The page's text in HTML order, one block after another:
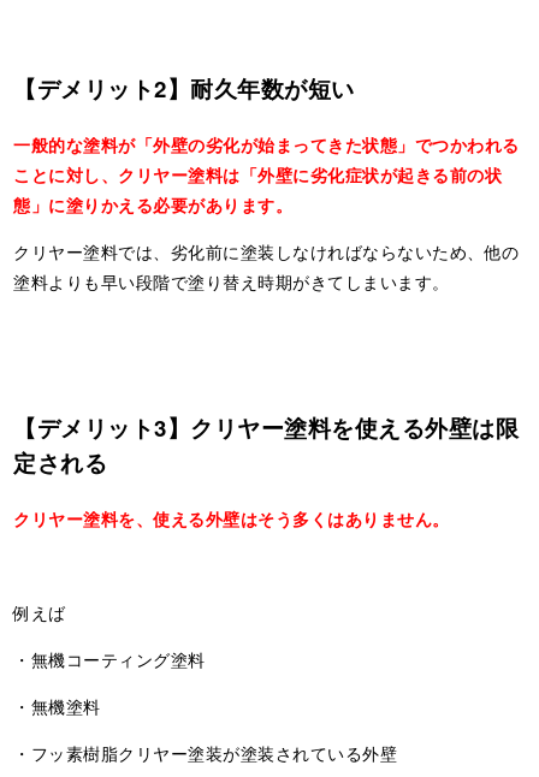
【デメリット2】耐久年数が短い
一般的な塗料が「外壁の劣化が始まってきた状態」でつかわれる
ことに対し、クリヤー塗料は「外壁に劣化症状が起きる前の状
態」に塗りかえる必要があります。
クリヤー塗料では、劣化前に塗装しなければならないため、他の
塗料よりも早い段階で塗り替え時期がきてしまいます。
【デメリット3】 クリヤー塗料を使える外壁は限
定される
クリヤー塗料を、使える外壁はそう多くはありません。
例えば
・無機コーティング塗料
・無機塗料
・フッ素樹脂クリヤー塗装が塗装されている外壁